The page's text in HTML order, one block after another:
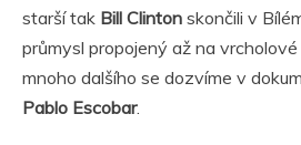
starší tak Bill Clinton skončili v
průmysl propojený až na
mnoho dalšího se dozvíme v
Pablo Escobar.